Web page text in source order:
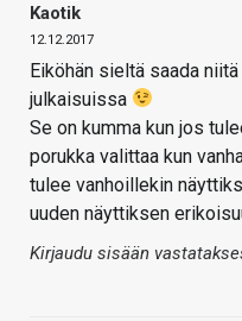
Kaotik
12.12.2017
Eiköhän sieltä saada
julkaisuissa
Se on kumma kun jos
porukka valittaa kun
tulee vanhoillekin
uuden näyttiksen
Kirjaudu sisään